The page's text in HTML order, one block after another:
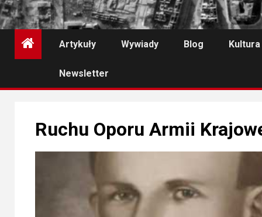
Artykuły Wywiady Blog Kultura
Newsletter
Ruchu Oporu Armii